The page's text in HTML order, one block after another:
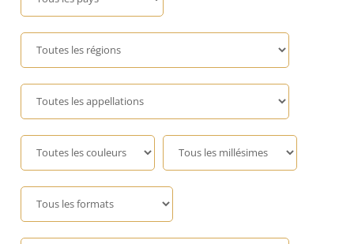
Champagne
GIN
RHUM
WHISKY
ACCESSOIRES